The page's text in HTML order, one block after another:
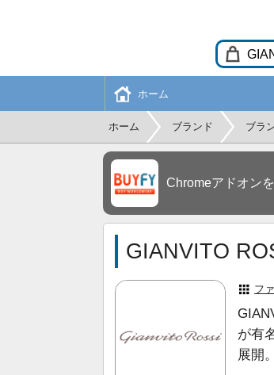
ホーム
ホーム ブランド ブラ
Chromeアドオン
GIANVITO
フ
が有
展開。